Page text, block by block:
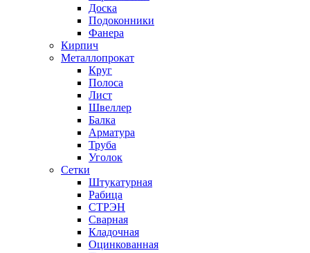
Доска
Подоконники
Фанера
Кирпич
Металлопрокат
Круг
Полоса
Лист
Швеллер
Балка
Арматура
Труба
Уголок
Сетки
Штукатурная
Рабица
СТРЭН
Сварная
Кладочная
Оцинкованная